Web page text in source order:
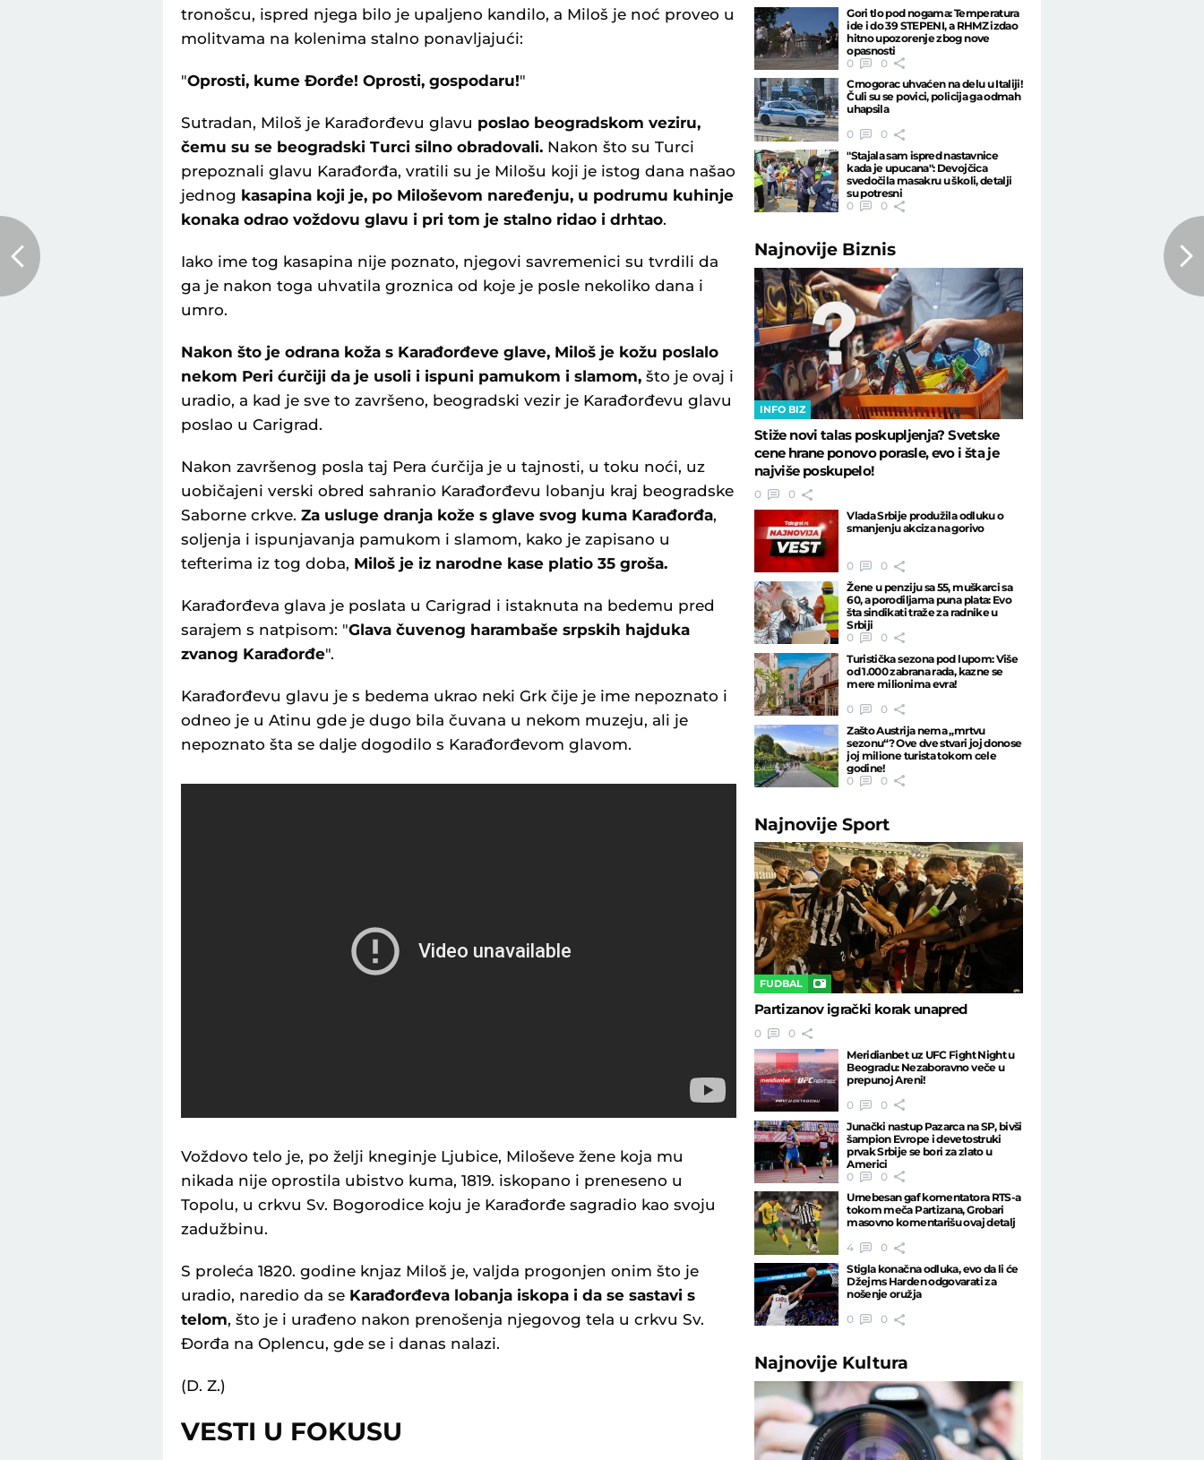
tronošcu, ispred njega bilo je upaljeno kandilo, a Miloš je noć proveo u
molitvama na kolenima stalno ponavljajući:
"Oprosti, kume Đorđe! Oprosti, gospodaru!"
Sutradan, Miloš je Karađorđevu glavu poslao beogradskom veziru,
čemu su se beogradski Turci silno obradovali. Nakon što su Turci
prepoznali glavu Karađorđa, vratili su je Milošu koji je istog dana našao
jednog kasapina koji je, po Miloševom naređenju, u podrumu kuhinje
konaka odrao voždovu glavu i pri tom je stalno ridao i drhtao.
Iako ime tog kasapina nije poznato, njegovi savremenici su tvrdili da
ga je nakon toga uhvatila groznica od koje je posle nekoliko dana i
umro.
Nakon što je odrana koža s Karađorđeve glave, Miloš je kožu poslalo
nekom Peri ćurčiji da je usoli i ispuni pamukom i slamom, što je ovaj i
uradio, a kad je sve to završeno, beogradski vezir je Karađorđevu glavu
poslao u Carigrad.
Nakon završenog posla taj Pera ćurčija je u tajnosti, u toku noći, uz
uobičajeni verski obred sahranio Karađorđevu lobanju kraj beogradske
Saborne crkve. Za usluge dranja kože s glave svog kuma Karađorđa,
soljenja i ispunjavanja pamukom i slamom, kako je zapisano u
tefterima iz tog doba, Miloš je iz narodne kase platio 35 groša.
Karađorđeva glava je poslata u Carigrad i istaknuta na bedemu pred
sarajem s natpisom: "Glava čuvenog harambaše srpskih hajduka
zvanog Karađorđe".
Karađorđevu glavu je s bedema ukrao neki Grk čije je ime nepoznato i
odneo je u Atinu gde je dugo bila čuvana u nekom muzeju, ali je
nepoznato šta se dalje dogodilo s Karađorđevom glavom.
Voždovo telo je, po želji kneginje Ljubice, Miloševe žene koja mu
nikada nije oprostila ubistvo kuma, 1819. iskopano i preneseno u
Topolu, u crkvu Sv. Bogorodice koju je Karađorđe sagradio kao svoju
zadužbinu.
S proleća 1820. godine knjaz Miloš je, valjda progonjen onim što je
uradio, naredio da se Karađorđeva lobanja iskopa i da se sastavi s
telom, što je i urađeno nakon prenošenja njegovog tela u crkvu Sv.
Đorđa na Oplencu, gde se i danas nalazi.
(D. Z.)
VESTI U FOKUSU
Gori tlo pod nogama: Temperatura
ide i do 39 STEPENI, a RHMZ izdao
hitno upozorenje zbog nove
opasnosti
0
0
Crnogorac uhvaćen na delu u Italiji!
Čuli su se povici, policija ga odmah
uhapsila
0
0
"Stajala sam ispred nastavnice
kada je upucana": Devojčica
svedočila masakru u školi, detalji
su potresni
0
0
Najnovije Biznis
INFO BIZ
Stiže novi talas poskupljenja? Svetske
cene hrane ponovo porasle, evo i šta je
najviše poskupelo!
0
0
Vlada Srbije produžila odluku o
smanjenju akciza na gorivo
0
0
Žene u penziju sa 55, muškarci sa
60, a porodiljama puna plata: Evo
šta sindikati traže za radnike u
Srbiji
0
0
Turistička sezona pod lupom: Više
od 1.000 zabrana rada, kazne se
mere milionima evra!
0
0
Zašto Austrija nema „mrtvu
sezonu“? Ove dve stvari joj donose
joj milione turista tokom cele
godine!
0
0
NajnovijeSport
FUDBAL
Partizanov igrački korak unapred
0
0
Meridianbet uz UFC Fight Night u
Beogradu: Nezaboravno veče u
prepunoj Areni!
0
0
Junački nastup Pazarca na SP, bivši
šampion Evrope i devetostruki
prvak Srbije se bori za zlato u
Americi
0
0
Urnebesan gaf komentatora RTS-a
tokom meča Partizana, Grobari
masovno komentarišu ovaj detalj
4
0
Stigla konačna odluka, evo da li će
Džejms Harden odgovarati za
nošenje oružja
0
0
Najnovije Kultura